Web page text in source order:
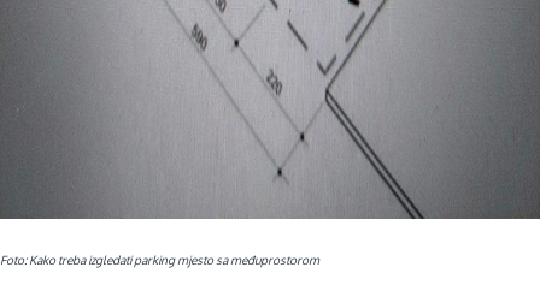
Foto: Kako treba izgledati parking mjesto sa međuprostorom